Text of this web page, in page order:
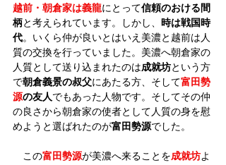
越前・朝倉家は義龍にとって信頼のおける間
柄と考えられています。しかし、 時は戦国時
代。いくら仲が良いとはいえ美濃と越前は人
質の交換を行っていました。美濃へ朝倉家の
人質として送り込まれたのは成就坊という方
で朝倉義景の叔父にあたる方、そして富田勢
源の友人でもあった人物です。そしてその仲
の良さから朝倉家の使者として人質の身を慰
めようと選ばれたのが富田勢源でした。
この富田勢源が美濃へ来ることを成就坊よ